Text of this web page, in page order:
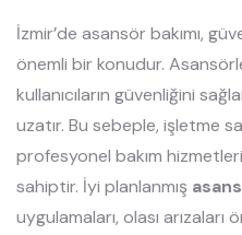
İzmir’de asansör bakımı,
önemli bir konudur.
kullanıcıların güvenliğini
uzatır. Bu sebeple, işletme
profesyonel bakım
sahiptir. İyi planlanmış
uygulamaları, olası